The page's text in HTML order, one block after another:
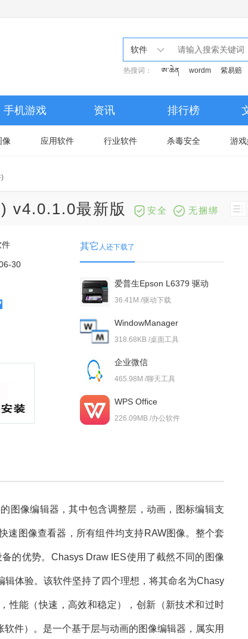
软件
热搜词： ཨ་ཆེན wordm 紫易赔
手机游戏 资讯 排行榜
像 应用软件 行业软件 杀毒安全 游
)
v4.0.1.0最新版 安全 无捆绑
件
30
其它 人还下载了
爱普生Epson L6379 驱动
36.41M /驱动下载
WindowManager
318.68KB /桌面工具
企业微信
465.98M /聊天工具
WPS Office
226.09MB /办公软件
图像编辑器，其中包含调整层，动画，图标编辑支
速图像查看器，所有组件均支持RAW图像。整个套
的优势。Chasys Draw IES使用了截然不同的图像
体验。该软件坚持了四个理想，将其命名为Chasy
性能（快速，高效和稳定），创新（新技术和过时
件）。是一个基于层与动画的图像编辑器，属实用